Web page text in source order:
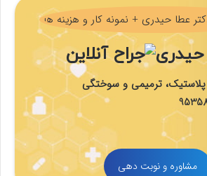
حیدری
ترمیمی و سوختگی
مشاوره و نوبت دهی